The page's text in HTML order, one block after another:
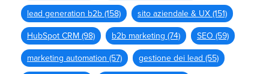
lead generation b2b (158) sito aziendale & UX (151)
HubSpot CRM (98) b2b marketing (74) SEO (59)
marketing automation (57) gestione dei lead (55)